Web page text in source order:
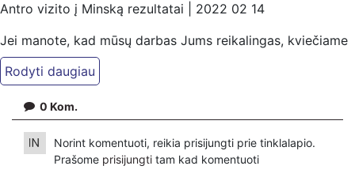
Antro vizito į Minską rezultatai | 2022 02 14
Jei manote, kad mūsų darbas Jums reikalingas, kviečiame
paremti: Patreon platformoje
patreon.com/KazimierasJuraitis; Tiesiogiai pervedant per
"Kaisakas", LT477300010078090515 Paskirtyje nurodant
''Auka''.
0 Kom.
Norint komentuoti, reikia prisijungti prie tinklalapio.
Prašome prisijungti tam kad komentuoti